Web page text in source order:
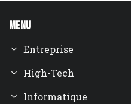
Menu
Entreprise
High-Tech
Informatique